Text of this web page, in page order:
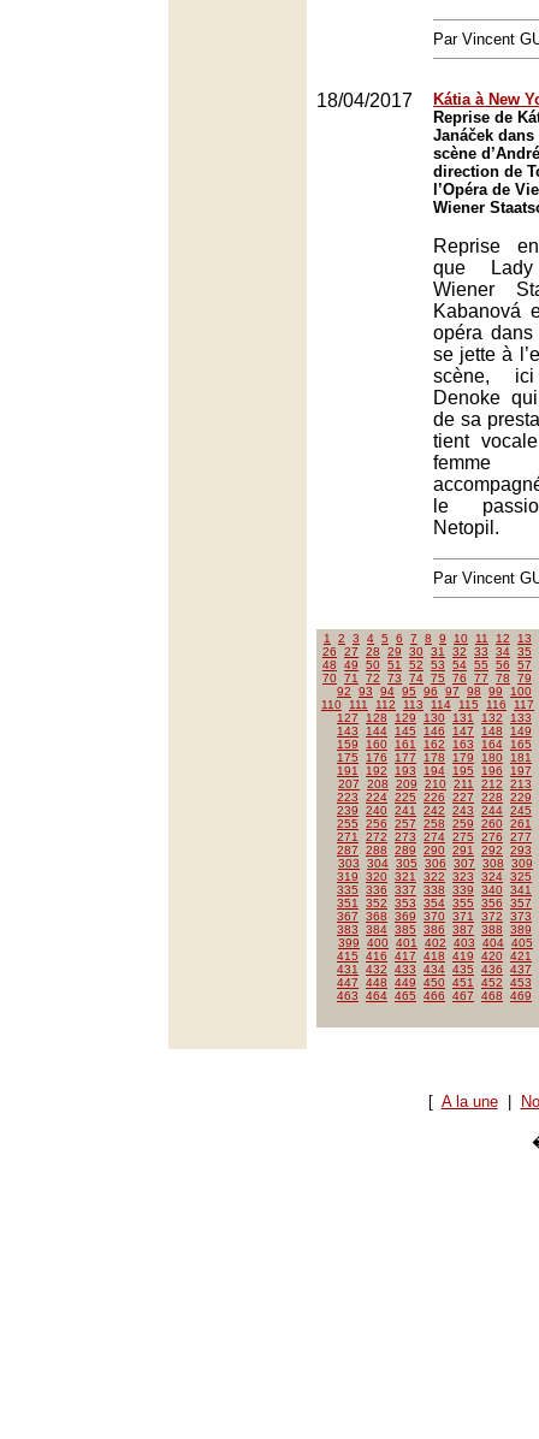
Par Vincent
18/04/2017
Kátia à New
Reprise de
Janáček
scène
direction de
l’Opéra de
Wiener
Reprise
que
Wiener
Kabanová
opéra dans
se jette à
scène,
Denoke
de sa
tient
femme
le
Netopil.
Par Vincent
1 2 3 4 5 6 7 8 9 10 11 12
13
26
27 28 29 30 31 32 33 34 35
48
49 50 51 52 53 54 55 56
57
70 71 72 73 74 75 76 77 78
79
92
93 94 95 96 97 98 99
100
110
111 112 113 114 115 116
117
127
128 129 130 131 132
133
143
144 145 146 147 148
149
159
160 161 162 163 164
165
175
176 177 178 179 180
181
191
192 193 194 195 196
197
207
208 209 210 211 212
213
223
224 225 226 227 228
229
239
240 241 242 243 244 245
255
256 257 258 259 260 261
271
272 273 274 275 276
277
287
288 289 290 291 292
293
303
304 305 306 307 308
309
319
320 321 322 323 324 325
335
336 337 338 339 340 341
351
352 353 354 355 356
357
367
368 369 370 371 372
373
383
384 385 386 387 388
389
399
400 401 402 403 404 405
415
416 417 418 419 420 421
431
432 433 434 435 436
437
447
448 449 450 451 452
453
463
464 465 466 467 468 469
[ A la une|